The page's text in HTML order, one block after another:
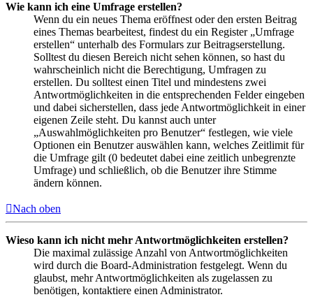
Wie kann ich eine Umfrage erstellen?
Wenn du ein neues Thema eröffnest oder den ersten Beitrag
eines Themas bearbeitest, findest du ein Register „Umfrage
erstellen“ unterhalb des Formulars zur Beitragserstellung.
Solltest du diesen Bereich nicht sehen können, so hast du
wahrscheinlich nicht die Berechtigung, Umfragen zu
erstellen. Du solltest einen Titel und mindestens zwei
Antwortmöglichkeiten in die entsprechenden Felder eingeben
und dabei sicherstellen, dass jede Antwortmöglichkeit in einer
eigenen Zeile steht. Du kannst auch unter
„Auswahlmöglichkeiten pro Benutzer“ festlegen, wie viele
Optionen ein Benutzer auswählen kann, welches Zeitlimit für
die Umfrage gilt (0 bedeutet dabei eine zeitlich unbegrenzte
Umfrage) und schließlich, ob die Benutzer ihre Stimme
ändern können.
Nach oben
Wieso kann ich nicht mehr Antwortmöglichkeiten erstellen?
Die maximal zulässige Anzahl von Antwortmöglichkeiten
wird durch die Board-Administration festgelegt. Wenn du
glaubst, mehr Antwortmöglichkeiten als zugelassen zu
benötigen, kontaktiere einen Administrator.